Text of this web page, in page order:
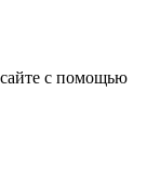
с помощью